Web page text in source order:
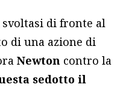
svoltasi di fronte al
di una azione di
Newton contro la
sedotto il